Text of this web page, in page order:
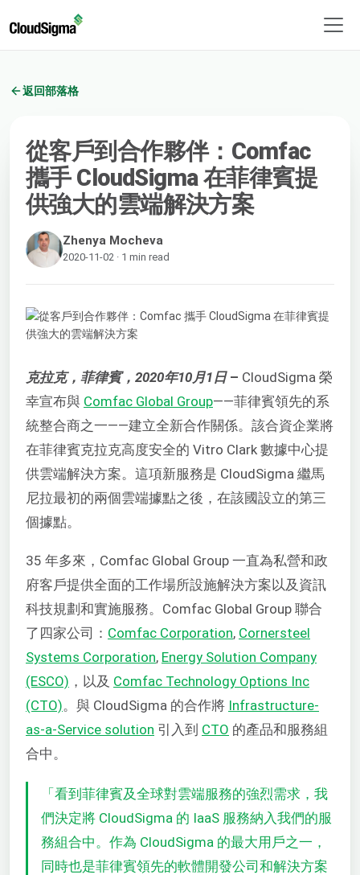
返回部落格
從客戶到合作夥伴：Comfac
攜手 CloudSigma 在菲律賓提
供強大的雲端解決方案
Zhenya Mocheva
2020-11-02 · 1 min read
克拉克，菲律賓，2020年10月1日– CloudSigma 榮
幸宣布與 Comfac Global Group——菲律賓領先的系
統整合商之一——建立全新合作關係。該合資企業將
在菲律賓克拉克高度安全的 Vitro Clark 數據中心提
供雲端解決方案。這項新服務是 CloudSigma 繼馬
尼拉最初的兩個雲端據點之後，在該國設立的第三
個據點。
35 年多來，Comfac Global Group 一直為私營和政
府客戶提供全面的工作場所設施解決方案以及資訊
科技規劃和實施服務。Comfac Global Group 聯合
了四家公司： Comfac Corporation, Cornersteel
Systems Corporation, Energy Solution Company
(ESCO) ，以及 Comfac Technology Options Inc
(CTO)。與 CloudSigma 的合作將 Infrastructure-
as-a-Service solution 引入到 CTO 的產品和服務組
合中。
「看到菲律賓及全球對雲端服務的強烈需求，我
們決定將 CloudSigma 的 IaaS 服務納入我們的服
務組合中。作為 CloudSigma 的最大用戶之一，
同時也是菲律賓領先的軟體開發公司和解決方案